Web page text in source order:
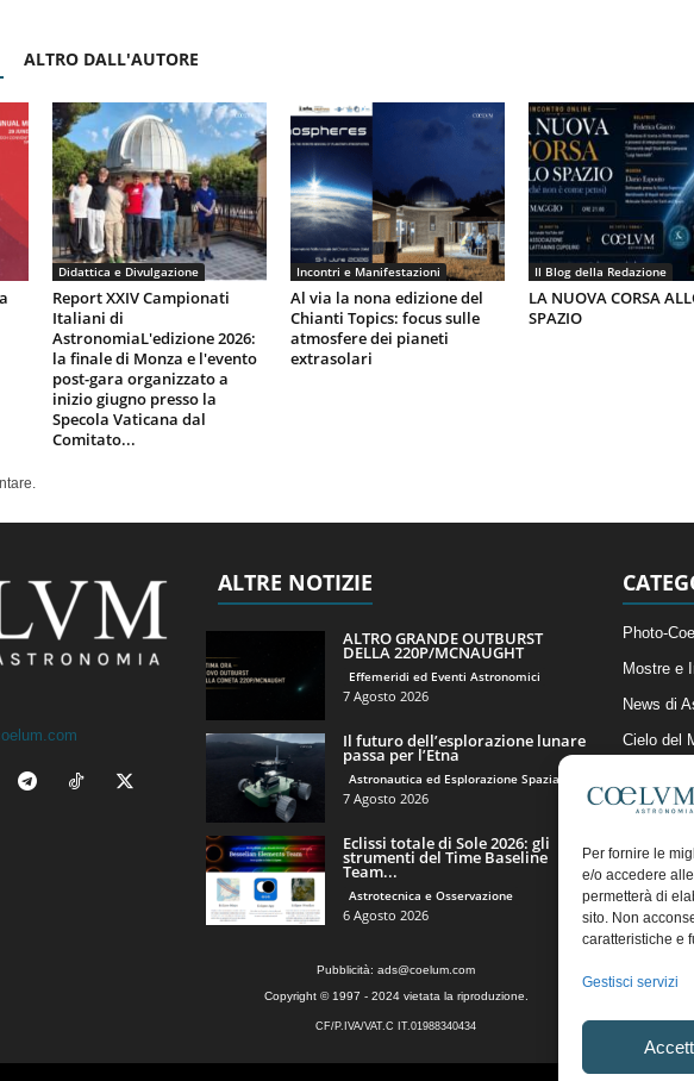
Per fornire le
e/o accedere
permetterà di
sito. Non
caratteristiche e
Gestisci servizi
ALTRO DALL'AUTORE
Didattica e Divulgazione
Report XXIV Campionati
Italiani di
AstronomiaL'edizione 2026:
la finale di Monza e l'evento
post-gara organizzato a
inizio giugno presso la
Specola Vaticana dal
Comitato...
Incontri e Manifestazioni
Al via la nona edizione del
Chianti Topics: focus sulle
atmosfere dei pianeti
extrasolari
Il Blog della Redazione
LA NUOVA CORSA
SPAZIO
ALTRE NOTIZIE
ALTRO GRANDE OUTBURST
DELLA 220P/MCNAUGHT
Effemeridi ed Eventi Astronomici
7 Agosto 2026
Il futuro dell’esplorazione lunare
passa per l’Etna
Astronautica ed Esplorazione Spaziale
7 Agosto 2026
Eclissi totale di Sole 2026: gli
strumenti del Time Baseline
Team...
Astrotecnica e Osservazione
6 Agosto 2026
Photo-
Mostre e
News di
Cielo del
Articoli e
Il Blog
Pubblicità: ads@coelum.com
Copyright © 1997 - 2024 vietata la riproduzione.
CF/P.IVA/VAT.C IT.01988340434